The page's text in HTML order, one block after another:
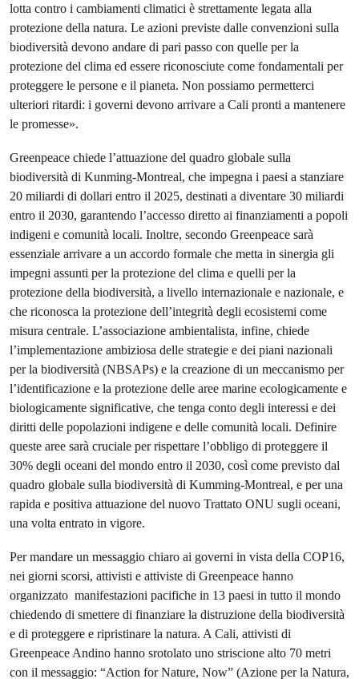
lotta contro i cambiamenti climatici è strettamente legata alla
protezione della natura. Le azioni previste dalle convenzioni sulla
biodiversità devono andare di pari passo con quelle per la
protezione del clima ed essere riconosciute come fondamentali per
proteggere le persone e il pianeta. Non possiamo permetterci
ulteriori ritardi: i governi devono arrivare a Cali pronti a mantenere
le promesse».
Greenpeace chiede l’attuazione del quadro globale sulla
biodiversità di Kunming-Montreal, che impegna i paesi a stanziare
20 miliardi di dollari entro il 2025, destinati a diventare 30 miliardi
entro il 2030, garantendo l’accesso diretto ai finanziamenti a popoli
indigeni e comunità locali. Inoltre, secondo Greenpeace sarà
essenziale arrivare a un accordo formale che metta in sinergia gli
impegni assunti per la protezione del clima e quelli per la
protezione della biodiversità, a livello internazionale e nazionale, e
che riconosca la protezione dell’integrità degli ecosistemi come
misura centrale. L’associazione ambientalista, infine, chiede
l’implementazione ambiziosa delle strategie e dei piani nazionali
per la biodiversità (NBSAPs) e la creazione di un meccanismo per
l’identificazione e la protezione delle aree marine ecologicamente e
biologicamente significative, che tenga conto degli interessi e dei
diritti delle popolazioni indigene e delle comunità locali. Definire
queste aree sarà cruciale per rispettare l’obbligo di proteggere il
30% degli oceani del mondo entro il 2030, così come previsto dal
quadro globale sulla biodiversità di Kumming-Montreal, e per una
rapida e positiva attuazione del nuovo Trattato ONU sugli oceani,
una volta entrato in vigore.
Per mandare un messaggio chiaro ai governi in vista della COP16,
nei giorni scorsi, attivisti e attiviste di Greenpeace hanno
organizzato manifestazioni pacifiche in 13 paesi in tutto il mondo
chiedendo di smettere di finanziare la distruzione della biodiversità
e di proteggere e ripristinare la natura. A Cali, attivisti di
Greenpeace Andino hanno srotolato uno striscione alto 70 metri
con il messaggio: “Action for Nature, Now” (Azione per la Natura,